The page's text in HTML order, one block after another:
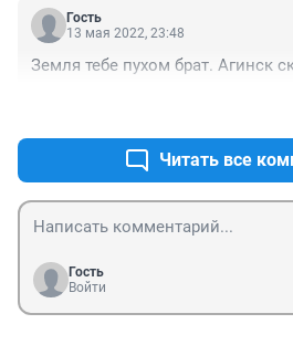
Гость
13 мая 2022, 23:48
Земля тебе пухом брат. Агинск
Читать все
Гость
Войти